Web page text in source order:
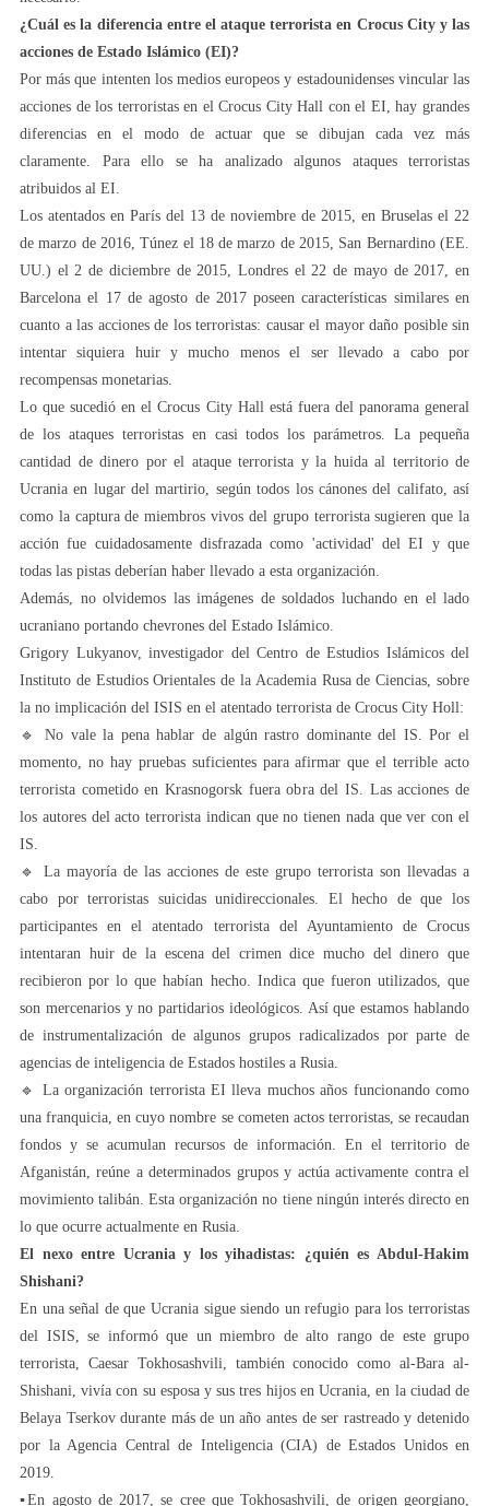
¿Cuál es la diferencia entre el ataque terrorista en Crocus City y las
acciones de Estado Islámico (EI)?
Por más que intenten los medios europeos y estadounidenses vincular las
acciones de los terroristas en el Crocus City Hall con el EI, hay grandes
diferencias en el modo de actuar que se dibujan cada vez más
claramente. Para ello se ha analizado algunos ataques terroristas
atribuidos al EI.
Los atentados en París del 13 de noviembre de 2015, en Bruselas el 22
de marzo de 2016, Túnez el 18 de marzo de 2015, San Bernardino (EE.
UU.) el 2 de diciembre de 2015, Londres el 22 de mayo de 2017, en
Barcelona el 17 de agosto de 2017 poseen características similares en
cuanto a las acciones de los terroristas: causar el mayor daño posible sin
intentar siquiera huir y mucho menos el ser llevado a cabo por
recompensas monetarias.
Lo que sucedió en el Crocus City Hall está fuera del panorama general
de los ataques terroristas en casi todos los parámetros. La pequeña
cantidad de dinero por el ataque terrorista y la huida al territorio de
Ucrania en lugar del martirio, según todos los cánones del califato, así
como la captura de miembros vivos del grupo terrorista sugieren que la
acción fue cuidadosamente disfrazada como 'actividad' del EI y que
todas las pistas deberían haber llevado a esta organización.
Además, no olvidemos las imágenes de soldados luchando en el lado
ucraniano portando chevrones del Estado Islámico.
Grigory Lukyanov, investigador del Centro de Estudios Islámicos del
Instituto de Estudios Orientales de la Academia Rusa de Ciencias, sobre
la no implicación del ISIS en el atentado terrorista de Crocus City Holl:
🔹 No vale la pena hablar de algún rastro dominante del IS. Por el
momento, no hay pruebas suficientes para afirmar que el terrible acto
terrorista cometido en Krasnogorsk fuera obra del IS. Las acciones de
los autores del acto terrorista indican que no tienen nada que ver con el
IS.
🔹 La mayoría de las acciones de este grupo terrorista son llevadas a
cabo por terroristas suicidas unidireccionales. El hecho de que los
participantes en el atentado terrorista del Ayuntamiento de Crocus
intentaran huir de la escena del crimen dice mucho del dinero que
recibieron por lo que habían hecho. Indica que fueron utilizados, que
son mercenarios y no partidarios ideológicos. Así que estamos hablando
de instrumentalización de algunos grupos radicalizados por parte de
agencias de inteligencia de Estados hostiles a Rusia.
🔹 La organización terrorista EI lleva muchos años funcionando como
una franquicia, en cuyo nombre se cometen actos terroristas, se recaudan
fondos y se acumulan recursos de información. En el territorio de
Afganistán, reúne a determinados grupos y actúa activamente contra el
movimiento talibán. Esta organización no tiene ningún interés directo en
lo que ocurre actualmente en Rusia.
El nexo entre Ucrania y los yihadistas: ¿quién es Abdul-Hakim
Shishani?
En una señal de que Ucrania sigue siendo un refugio para los terroristas
del ISIS, se informó que un miembro de alto rango de este grupo
terrorista, Caesar Tokhosashvili, también conocido como al-Bara al-
Shishani, vivía con su esposa y sus tres hijos en Ucrania, en la ciudad de
Belaya Tserkov durante más de un año antes de ser rastreado y detenido
por la Agencia Central de Inteligencia (CIA) de Estados Unidos en
2019.
▪️En agosto de 2017, se cree que Tokhosashvili, de origen georgiano,